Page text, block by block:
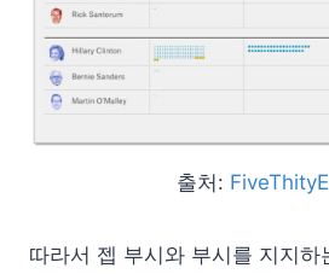
출처:
따라서 젭 부시와 부시를 지지하